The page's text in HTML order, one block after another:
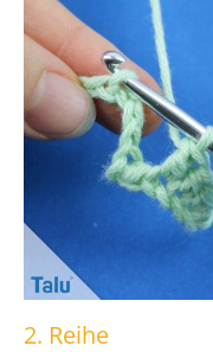
2. Reihe